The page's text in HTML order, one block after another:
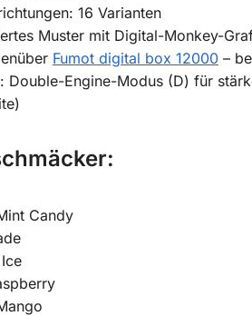
16 Varianten
Muster mit Digital-Monkey-
Fumot digital box 12000–
Double-Engine-Modus (D) für
:
Candy